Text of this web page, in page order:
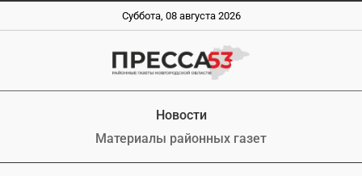
Суббота, 08 августа 2026
Новости
Материалы районных газет